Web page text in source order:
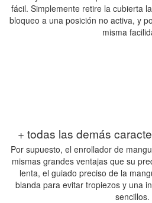
fácil. Simplemente retire la cubierta
bloqueo a una posición no activa, y
misma
+ todas las demás
Por supuesto, el enrollador de
mismas grandes ventajas que su
lenta, el guiado preciso de la
blanda para evitar tropiezos y una
sencillos.